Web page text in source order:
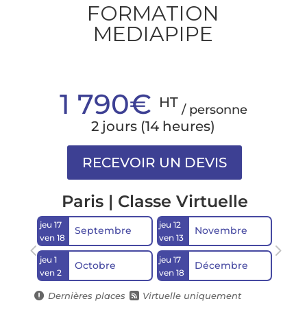
FORMATION
MEDIAPIPE
1 790€ HT / personne
2 jours (14 heures)
Paris | Classe Virtuelle
jeu 17
ven 18
Septembre
jeu 1
ven 2
Octobre
jeu 12
ven 13
Novembre
jeu 17
ven 18
Décembre
 Dernières places  Virtuelle uniquement